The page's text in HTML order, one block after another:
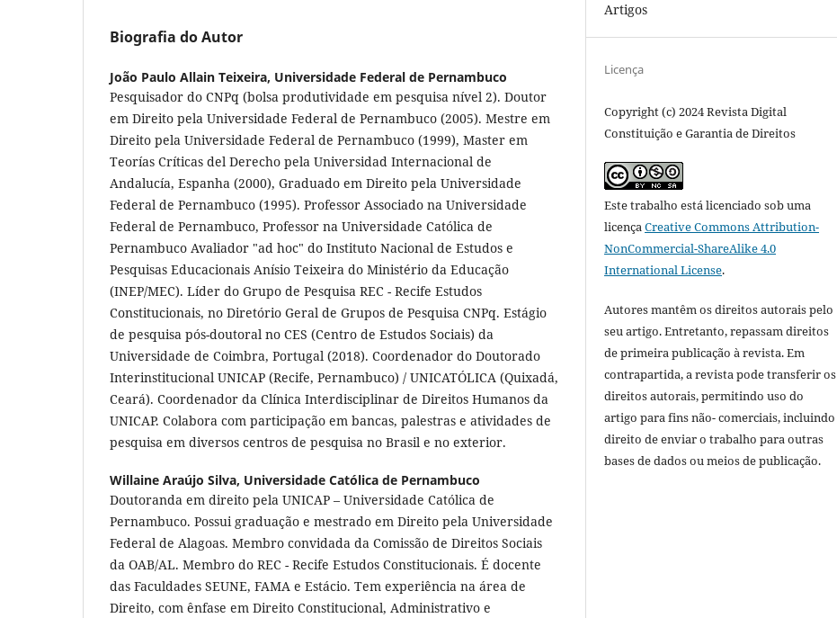
Biografia do Autor
João Paulo Allain Teixeira, Universidade Federal de Pernambuco
Pesquisador do CNPq (bolsa produtividade em pesquisa nível 2). Doutor
em Direito pela Universidade Federal de Pernambuco (2005). Mestre em
Direito pela Universidade Federal de Pernambuco (1999), Master em
Teorías Críticas del Derecho pela Universidad Internacional de
Andalucía, Espanha (2000), Graduado em Direito pela Universidade
Federal de Pernambuco (1995). Professor Associado na Universidade
Federal de Pernambuco, Professor na Universidade Católica de
Pernambuco Avaliador "ad hoc" do Instituto Nacional de Estudos e
Pesquisas Educacionais Anísio Teixeira do Ministério da Educação
(INEP/MEC). Líder do Grupo de Pesquisa REC - Recife Estudos
Constitucionais, no Diretório Geral de Grupos de Pesquisa CNPq. Estágio
de pesquisa pós-doutoral no CES (Centro de Estudos Sociais) da
Universidade de Coimbra, Portugal (2018). Coordenador do Doutorado
Interinstitucional UNICAP (Recife, Pernambuco) / UNICATÓLICA (Quixadá,
Ceará). Coordenador da Clínica Interdisciplinar de Direitos Humanos da
UNICAP. Colabora com participação em bancas, palestras e atividades de
pesquisa em diversos centros de pesquisa no Brasil e no exterior.
Willaine Araújo Silva, Universidade Católica de Pernambuco
Doutoranda em direito pela UNICAP – Universidade Católica de
Pernambuco. Possui graduação e mestrado em Direito pela Universidade
Federal de Alagoas. Membro convidada da Comissão de Direitos Sociais
da OAB/AL. Membro do REC - Recife Estudos Constitucionais. É docente
das Faculdades SEUNE, FAMA e Estácio. Tem experiência na área de
Direito, com ênfase em Direito Constitucional, Administrativo e
Artigos
Licença
Copyright (c) 2024 Revista Digital
Constituição e Garantia de Direitos
Este trabalho está licenciado sob uma
licençaCreative Commons Attribution-
NonCommercial-ShareAlike 4.0
International License.
Autores mantêm os direitos autorais pelo
seu artigo. Entretanto, repassam direitos
de primeira publicação à revista. Em
contrapartida, a revista pode transferir os
direitos autorais, permitindo uso do
artigo para fins não- comerciais, incluindo
direito de enviar o trabalho para outras
bases de dados ou meios de publicação.